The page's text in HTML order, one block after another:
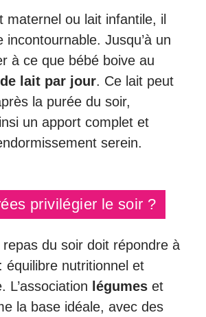
maternel ou lait infantile, il
incontournable. Jusqu’à un
à ce que bébé boive au
lait par jour. Ce lait peut
la purée du soir,
un apport complet et
serein.
privilégier le soir ?
du soir doit répondre à
équilibre nutritionnel et
L’association légumes et
la base idéale, avec des